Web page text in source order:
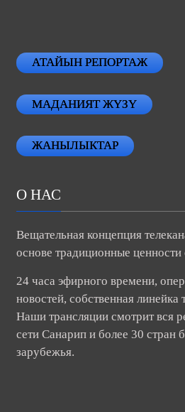
АТАЙЫН РЕПОРТАЖ
МАДАНИЯТ ЖҮЗҮ
ЖАНЫЛЫКТАР
О НАС
Вещательная концепция
основе традиционные ценности
24 часа эфирного времени,
новостей, собственная
Наши трансляции смотрит вся
сети Санарип и более 30 стран
зарубежья.